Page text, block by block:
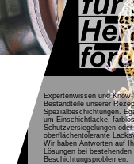
Expertenwissen und
Bestandteile unserer
Spezialbeschichtungen.
um Einschichtlacke,
Schutzversiegelungen oder
oberflächentolerante
Wir haben Antworten auf
Lösungen bei bestehenden
Beschichtungsproblemen.